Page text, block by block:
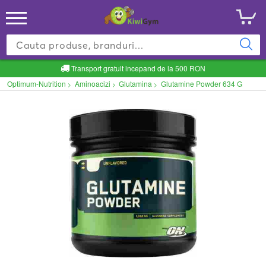
Transport gratuit incepand de la 500 RON
Optimum-Nutrition > Aminoacizi > Glutamina > Glutamine Powder 634 G